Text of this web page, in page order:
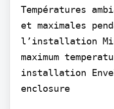
Températures
et maximales
l’installation
maximum
installation
enclosure